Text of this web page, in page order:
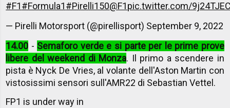
#F1#Formula1#Pirelli150@F1pic.twitter.com/
— Pirelli Motorsport (@pirellisport) September 9, 2022
14.00 - Semaforo verde e si parte per le prime prove
libere del weekend di Monza. Il primo a scendere in
pista è Nyck De Vries, al volante dell'Aston Martin con
vistosissimi sensori sull'AMR22 di Sebastian Vettel.
FP1 is under way in